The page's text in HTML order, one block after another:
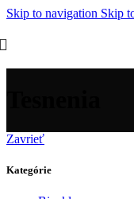
Skip to navigation Skip
Zavrieť
Kategórie